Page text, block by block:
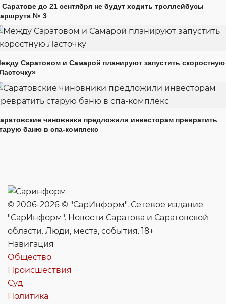
Саратове до 21 сентября не будут ходить троллейбусы
№ 3
Саратовом и Самарой планируют запустить скоростную
чиновники предложили инвесторам превратить
баню в спа-комплекс
© 2006-2026 © "СарИнформ". Сетевое издание
"СарИнформ". Новости Саратова и Саратовской
области. Люди, места, события. 18+
Навигация
Общество
Происшествия
Суд
Политика